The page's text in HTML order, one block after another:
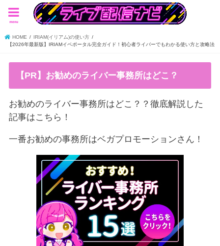
menu
HOME
IRIAM(イリアム)の使い方
【2026年最新版】IRIAMイベポータル完全ガイド！初心者ライバーでもわかる使い方と攻略法
【PR】お勧めのライバー事務所はどこ？
お勧めのライバー事務所はどこ？？徹底解説した
記事はこちら！
一番お勧めの事務所はベガプロモーションさん！